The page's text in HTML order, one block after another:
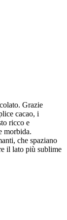
Grazie
cacao, i
ricco e
morbida.
che spaziano
il lato più sublime